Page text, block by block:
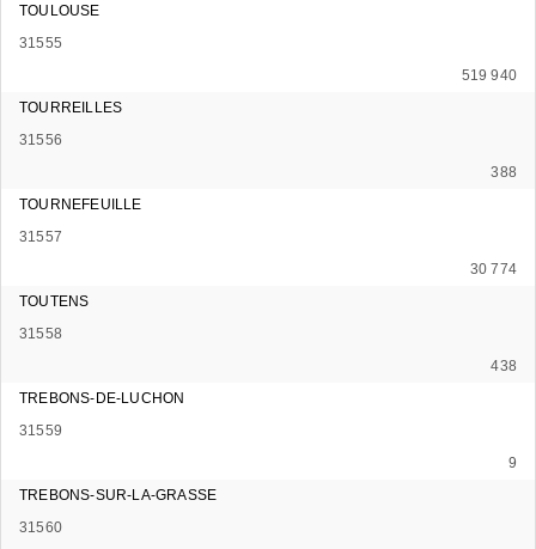
TOULOUSE
31555
519 940
TOURREILLES
31556
388
TOURNEFEUILLE
31557
30 774
TOUTENS
31558
438
TREBONS-DE-LUCHON
31559
9
TREBONS-SUR-LA-GRASSE
31560